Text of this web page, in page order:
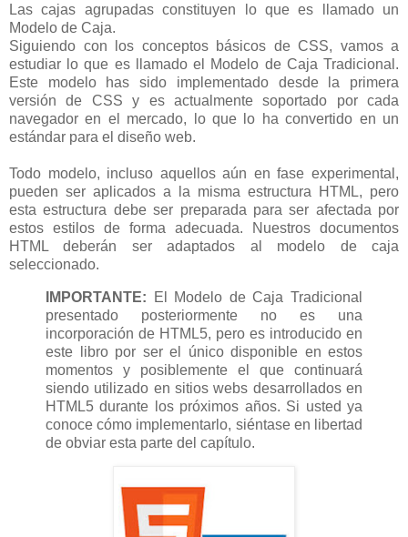
Las cajas agrupadas constituyen lo que es llamado un
Modelo de Caja.
Siguiendo con los conceptos básicos de CSS, vamos a
estudiar lo que es llamado el Modelo de Caja Tradicional.
Este modelo has sido implementado desde la primera
versión de CSS y es actualmente soportado por cada
navegador en el mercado, lo que lo ha convertido en un
estándar para el diseño web.
Todo modelo, incluso aquellos aún en fase experimental,
pueden ser aplicados a la misma estructura HTML, pero
esta estructura debe ser preparada para ser afectada por
estos estilos de forma adecuada. Nuestros documentos
HTML deberán ser adaptados al modelo de caja
seleccionado.
IMPORTANTE: El Modelo de Caja Tradicional
presentado posteriormente no es una
incorporación de HTML5, pero es introducido en
este libro por ser el único disponible en estos
momentos y posiblemente el que continuará
siendo utilizado en sitios webs desarrollados en
HTML5 durante los próximos años. Si usted ya
conoce cómo implementarlo, siéntase en libertad
de obviar esta parte del capítulo.